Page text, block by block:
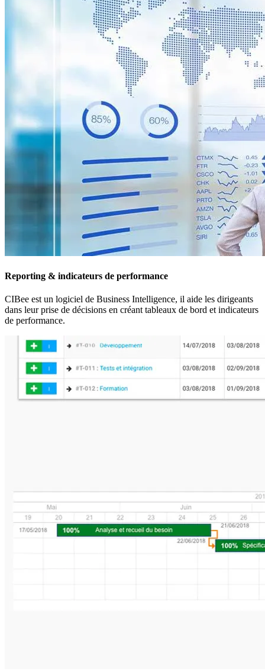
Reporting & indicateurs de performance
CIBee est un logiciel de Business Intelligence, il aide les dirigeants
dans leur prise de décisions en créant tableaux de bord et indicateurs
de performance.